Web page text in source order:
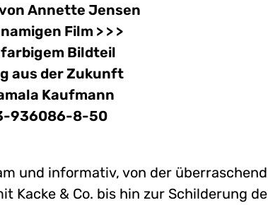
Annette Jensen
Film > > >
Bildteil
aus der Zukunft
Kaufmann
936086-8-50
und informativ, von der
Kacke & Co. bis hin zur Schilderung